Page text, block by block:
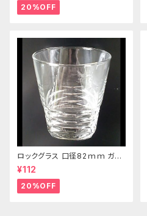
20%OFF
ロックグラス 口径82ｍｍ ガラ
ス製 250cc
¥112
20%OFF